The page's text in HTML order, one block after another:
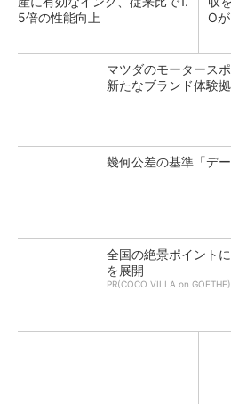
5倍の性能向上
O
マツダのモータースポ
新たなブランド体験
幾何公差の基準「デ
全国の絶景ポイント
を展開
PR(COCO VILLA on GOETHE)